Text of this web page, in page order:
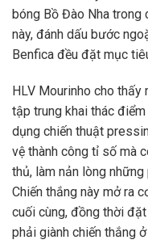
bóng Bồ Đào Nha trong
này, đánh dấu bước
Benfica đều đặt mục
HLV Mourinho cho
tập trung khai thác
dụng chiến thuật
vệ thành công tỉ số mà
thủ, làm nản lòng
Chiến thắng này mở ra
cuối cùng, đồng thời
phải giành chiến thắng